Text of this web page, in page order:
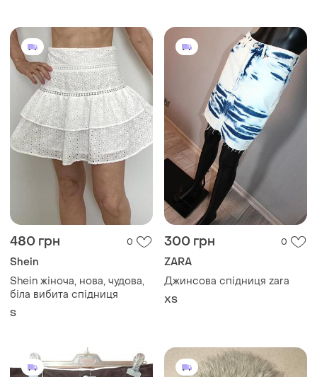
480 грн 0
Shein
Shein жіноча, нова, чудова,
біла вибита спідниця
S
300 грн 0
ZARA
Джинсова спідниця zara
ХS